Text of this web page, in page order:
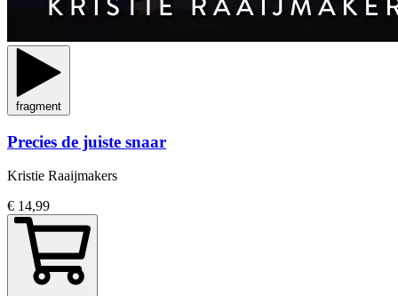
fragment
Precies de juiste snaar
Kristie Raaijmakers
€ 14,99